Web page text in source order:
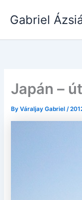
Gabriel
Japán –
ByVáraljay Gabriel/